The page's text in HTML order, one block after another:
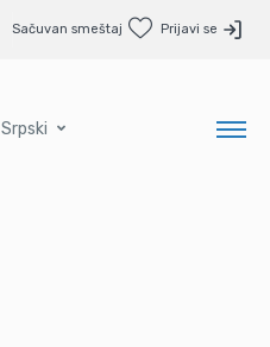
Sačuvan smeštaj Prijavi se
Srpski